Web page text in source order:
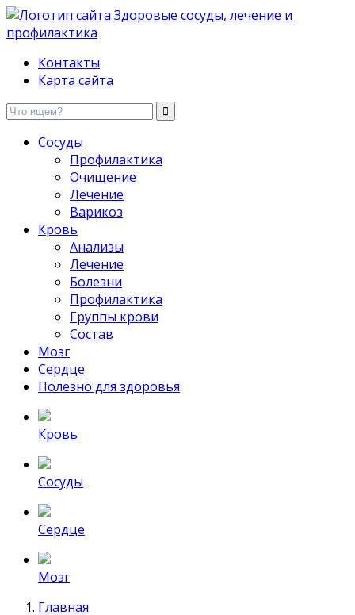
Здоровые сосуды, лечение и профилактика
Контакты
Карта сайта
Сосуды
Профилактика
Очищение
Лечение
Варикоз
Кровь
Анализы
Лечение
Болезни
Профилактика
Группы крови
Состав
Мозг
Сердце
Полезно для здоровья
Кровь
Сосуды
Сердце
Мозг
Главная